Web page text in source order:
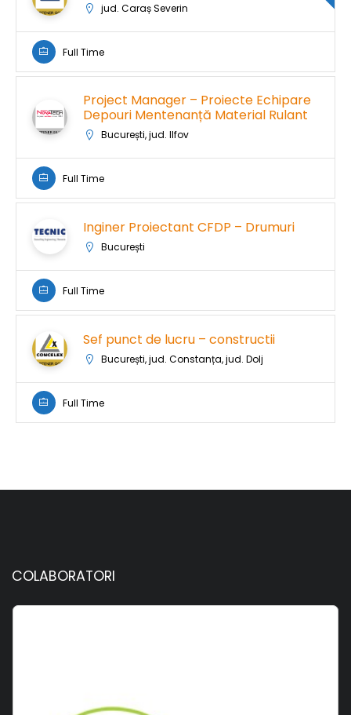
jud. Caraș Severin
Full Time
Project Manager – Proiecte Echipare
Depouri Mentenanță Material Rulant
București, jud. Ilfov
Full Time
Inginer Proiectant CFDP – Drumuri
București
Full Time
Sef punct de lucru – constructii
București, jud. Constanța, jud. Dolj
Full Time
COLABORATORI